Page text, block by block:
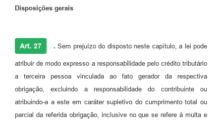
Disposições gerais
Art. 27 . Sem prejuízo do disposto neste capítulo, a lei pode
atribuir de modo expresso a responsabilidade pelo crédito tributário
a terceira pessoa vinculada ao fato gerador da respectiva
obrigação, excluindo a responsabilidade do contribuinte ou
atribuindo-a a este em caráter supletivo do cumprimento total ou
parcial da referida obrigação, inclusive no que se refere à multa e